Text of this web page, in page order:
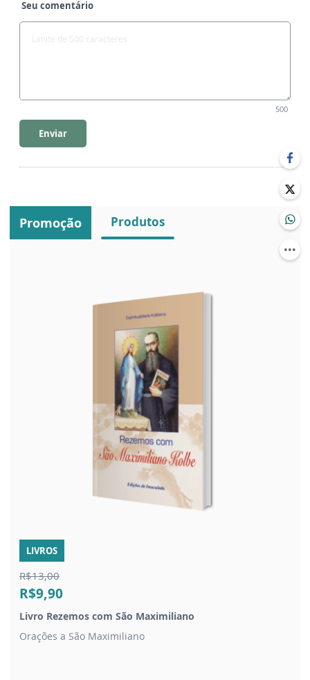
Seu comentário
500
Enviar
Promoção Produtos
LIVROS
R$13,00
R$9,90
Livro Rezemos com São Maximiliano
Orações a São Maximiliano